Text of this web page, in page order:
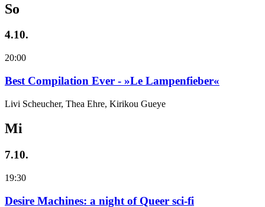
So
4.10.
20:00
Best Compilation Ever - »Le Lampenfieber«
Livi Scheucher, Thea Ehre, Kirikou Gueye
Mi
7.10.
19:30
Desire Machines: a night of Queer sci-fi